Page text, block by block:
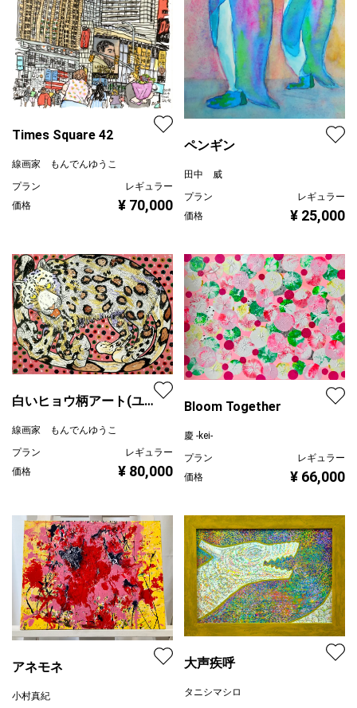
Times Square 42
線画家 もんでんゆうこ
プラン
レギュラー
価格
¥ 70,000
ペンギン
田中 威
プラン
レギュラー
価格
¥ 25,000
白いヒョウ柄アート(ユ
線画家 もんでんゆうこ
プラン
レギュラー
価格
¥ 80,000
Bloom Together
慶 -kei-
プラン
レギュラー
価格
¥ 66,000
アネモネ
小村真紀
大声疾呼
タニシマシロ